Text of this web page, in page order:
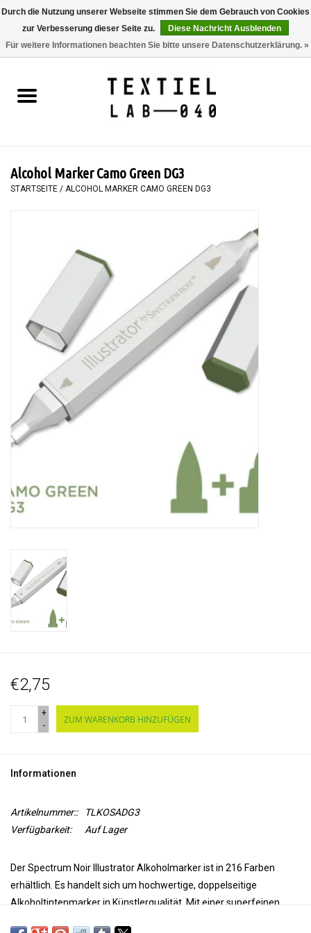
0 Artikel - €0,00
BÜCHER
MALEN
WORKSHOPS
SPECIALS
WERKZEUGE
Alcohol Marker Camo Green DG3
STARTSEITE / ALCOHOL MARKER CAMO GREEN DG3
€2,75
+
-
ZUM WARENKORB HINZUFÜGEN
Informationen
Artikelnummer::
TLKOSADG3
Verfügbarkeit:
Auf Lager
Der Spectrum Noir Illustrator Alkoholmarker ist in 216 Farben
erhältlich. Es handelt sich um hochwertige, doppelseitige
Alkoholtintenmarker in Künstlerqualität. Mit einer superfeinen
Durch die Nutzung unserer Webseite stimmen Sie dem Gebrauch von Cookies
zur Verbesserung dieser Seite zu.
Diese Nachricht Ausblenden
Für weitere Informationen beachten Sie bitte unsere Datenschutzerklärung. »